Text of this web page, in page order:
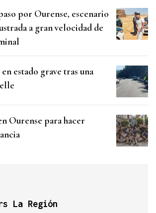
por Ourense, escenario
a gran velocidad de
estado grave tras una
Ourense para hacer
La Región